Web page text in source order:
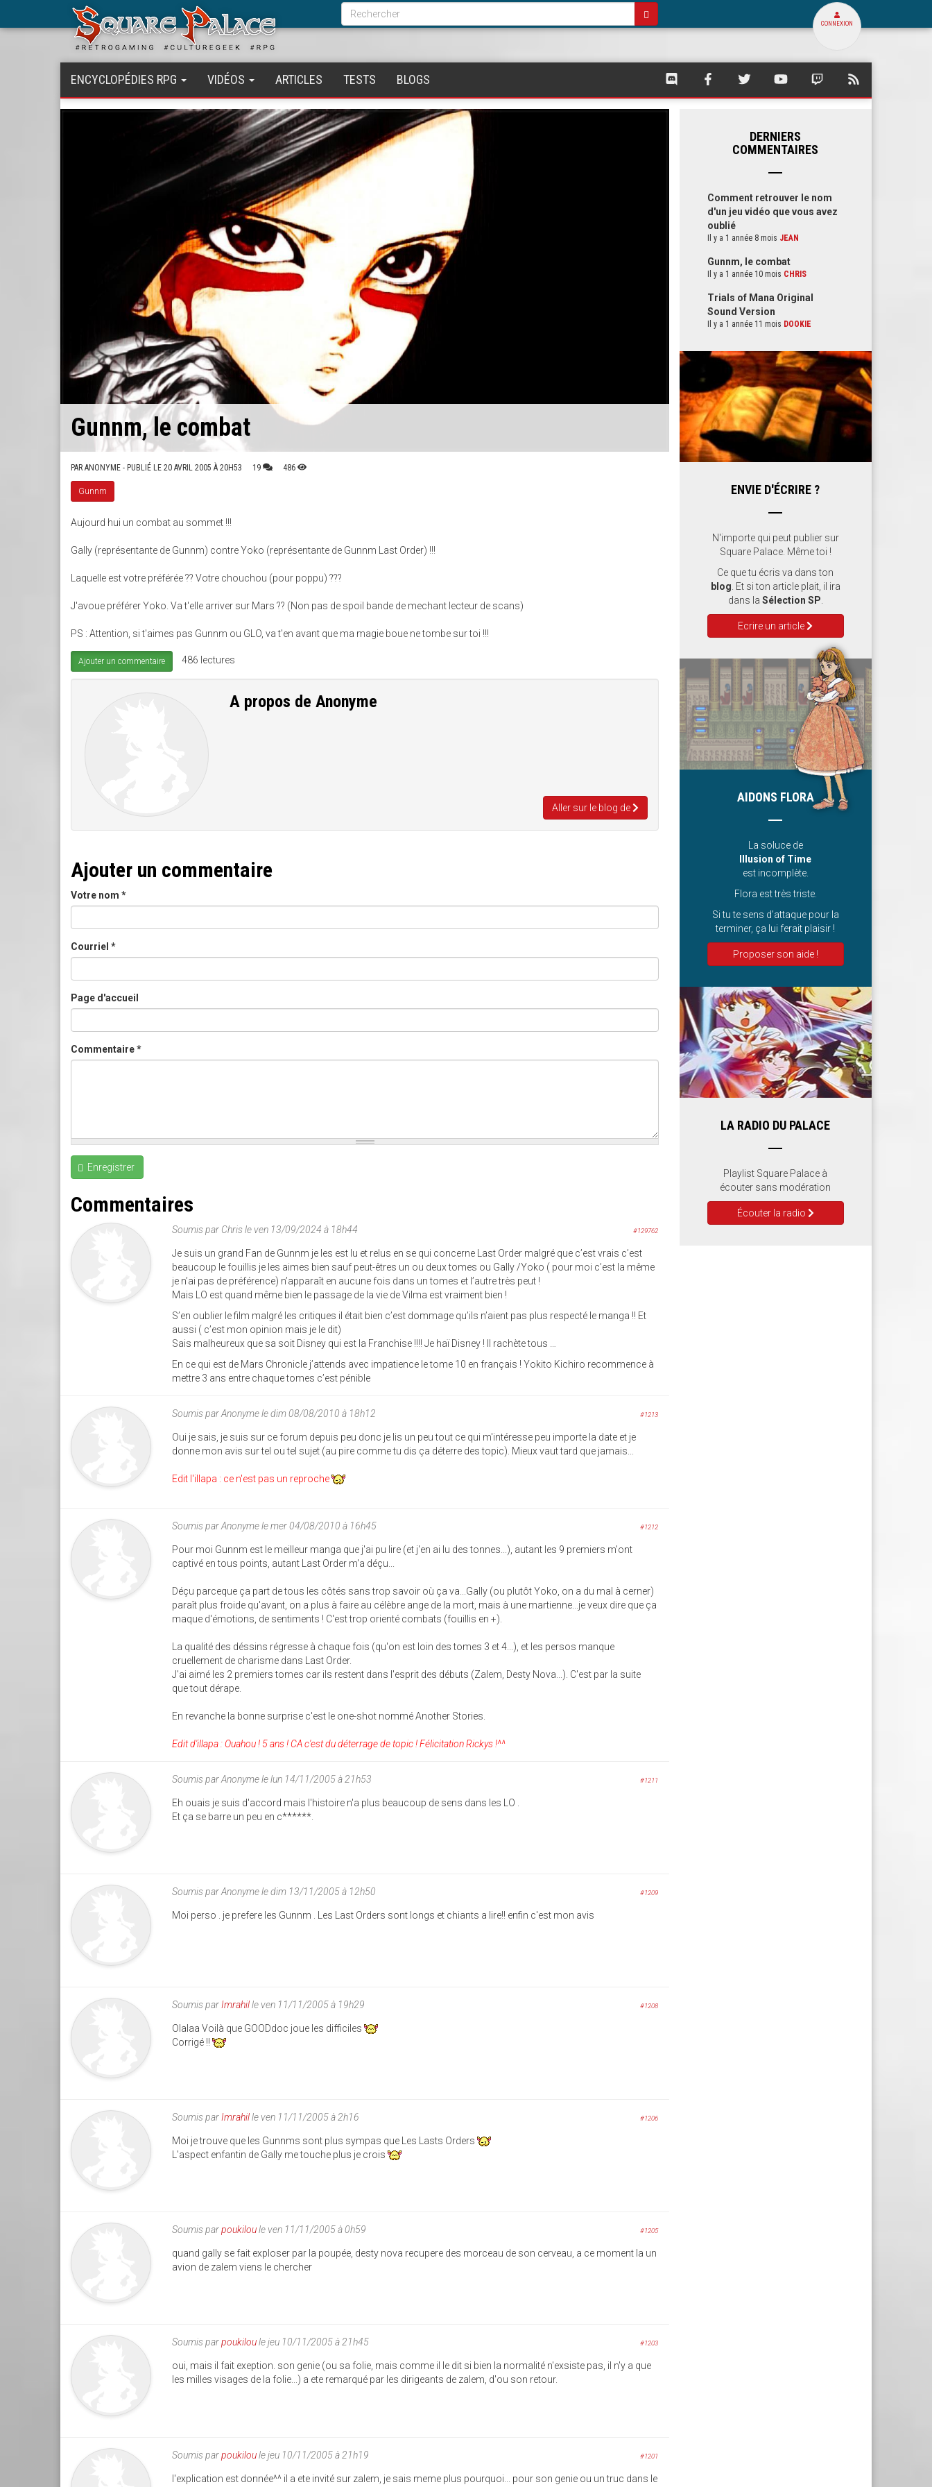
Formulaire
de
recherche
Rechercher
CONNEXION
ENCYCLOPÉDIES RPG VIDÉOS ARTICLES TESTS BLOGS
SQUARE
SQUARE SQUARE SQUARE SQUARE
Gunnm, le combat
PAR ANONYME - PUBLIÉ LE 20 AVRIL 2005 À 20H53 19 486
Gunnm
Aujourd hui un combat au sommet !!!
Gally (représentante de Gunnm) contre Yoko (représentante de Gunnm Last Order) !!!
Laquelle est votre préférée ?? Votre chouchou (pour poppu) ???
J'avoue préférer Yoko. Va t'elle arriver sur Mars ?? (Non pas de spoil bande de mechant lecteur de scans)
PS : Attention, si t'aimes pas Gunnm ou GLO, va t'en avant que ma magie boue ne tombe sur toi !!!
Ajouter un commentaire 486 lectures
A propos deAnonyme
Aller sur le blog de
Ajouter un commentaire
Votre nom *
Courriel *
Page d'accueil
Commentaire*
Enregistrer
Commentaires
Soumis par Chrisle ven 13/09/2024 à 18h44 #129762
Je suis un grand Fan de Gunnm je les est lu et relus en se qui concerne Last Order malgré que c’est vrais c’est
beaucoup le fouillis je les aimes bien sauf peut-êtres un ou deux tomes ou Gally /Yoko ( pour moi c’est la même
je n’ai pas de préférence) n’apparaît en aucune fois dans un tomes et l’autre très peut !
Mais LO est quand même bien le passage de la vie de Vilma est vraiment bien !
S’en oublier le film malgré les critiques il était bien c’est dommage qu’ils n’aient pas plus respecté le manga !! Et
aussi ( c’est mon opinion mais je le dit)
Sais malheureux que sa soit Disney qui est la Franchise !!!! Je haï Disney ! Il rachète tous …
En ce qui est de Mars Chronicle j’attends avec impatience le tome 10 en français ! Yokito Kichiro recommence à
mettre 3 ans entre chaque tomes c’est pénible
Soumis parAnonymele dim 08/08/2010 à 18h12 #1213
Oui je sais, je suis sur ce forum depuis peu donc je lis un peu tout ce qui m'intéresse peu importe la date et je
donne mon avis sur tel ou tel sujet (au pire comme tu dis ça déterre des topic). Mieux vaut tard que jamais...
Edit l'illapa : ce n'est pas un reproche
Soumis parAnonymele mer 04/08/2010 à 16h45 #1212
Pour moi Gunnm est le meilleur manga que j'ai pu lire (et j'en ai lu des tonnes...), autant les 9 premiers m'ont
captivé en tous points, autant Last Order m'a déçu...
Déçu parceque ça part de tous les côtés sans trop savoir où ça va...Gally (ou plutôt Yoko, on a du mal à cerner)
paraît plus froide qu'avant, on a plus à faire au célèbre ange de la mort, mais à une martienne...je veux dire que ça
maque d'émotions, de sentiments ! C'est trop orienté combats (fouillis en +).
La qualité des déssins régresse à chaque fois (qu'on est loin des tomes 3 et 4...), et les persos manque
cruellement de charisme dans Last Order.
J'ai aimé les 2 premiers tomes car ils restent dans l'esprit des débuts (Zalem, Desty Nova...). C'est par la suite
que tout dérape.
En revanche la bonne surprise c'est le one-shot nommé Another Stories.
Edit d'illapa : Ouahou ! 5 ans ! CA c'est du déterrage de topic ! Félicitation Rickys !^^
Soumis parAnonymele lun 14/11/2005 à 21h53 #1211
Eh ouais je suis d'accord mais l'histoire n'a plus beaucoup de sens dans les LO .
Et ça se barre un peu en c******.
Soumis parAnonymele dim 13/11/2005 à 12h50 #1209
Moi perso . je prefere les Gunnm . Les Last Orders sont longs et chiants a lire!! enfin c'est mon avis
Soumis par Imrahille ven 11/11/2005 à 19h29 #1208
Olalaa Voilà que GOODdoc joue les difficiles
Corrigé !!
Soumis par Imrahille ven 11/11/2005 à 2h16 #1206
Moi je trouve que les Gunnms sont plus sympas que Les Lasts Orders
L'aspect enfantin de Gally me touche plus je crois
Soumis parpoukiloule ven 11/11/2005 à 0h59 #1205
quand gally se fait exploser par la poupée, desty nova recupere des morceau de son cerveau, a ce moment la un
avion de zalem viens le chercher
Soumis parpoukiloule jeu 10/11/2005 à 21h45 #1203
oui, mais il fait exeption. son genie (ou sa folie, mais comme il le dit si bien la normalité n'exsiste pas, il n'y a que
les milles visages de la folie...) a ete remarqué par les dirigeants de zalem, d'ou son retour.
Soumis parpoukiloule jeu 10/11/2005 à 21h19 #1201
l'explication est donnée^^ il a ete invité sur zalem, je sais meme plus pourquoi... pour son genie ou un truc dans le
DERNIERS
COMMENTAIRES
Comment retrouver le nom
d'un jeu vidéo que vous avez
oublié
Il y a 1 année 8 mois JEAN
Gunnm, le combat
Il y a 1 année 10 mois CHRIS
Trials of Mana Original
Sound Version
Il y a 1 année 11 mois DOOKIE
ENVIE D'ÉCRIRE ?
N'importe qui peut publier sur
Square Palace. Même toi !
Ce que tu écris va dans ton
blog . Et si ton article plait, il ira
dans la Sélection SP
Ecrire un article
AIDONS FLORA
La soluce de
Illusion of Time
est incomplète.
Flora est très triste.
Si tu te sens d’attaque pour la
terminer, ça lui ferait plaisir !
Proposer son aide !
LA RADIO DU PALACE
Playlist Square Palace à
écouter sans modération
Écouter la radio